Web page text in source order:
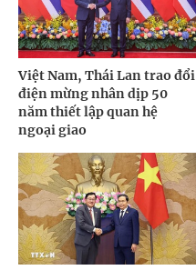
Việt Nam, Thái Lan trao đổi
điện mừng nhân dịp 50
năm thiết lập quan hệ
ngoại giao